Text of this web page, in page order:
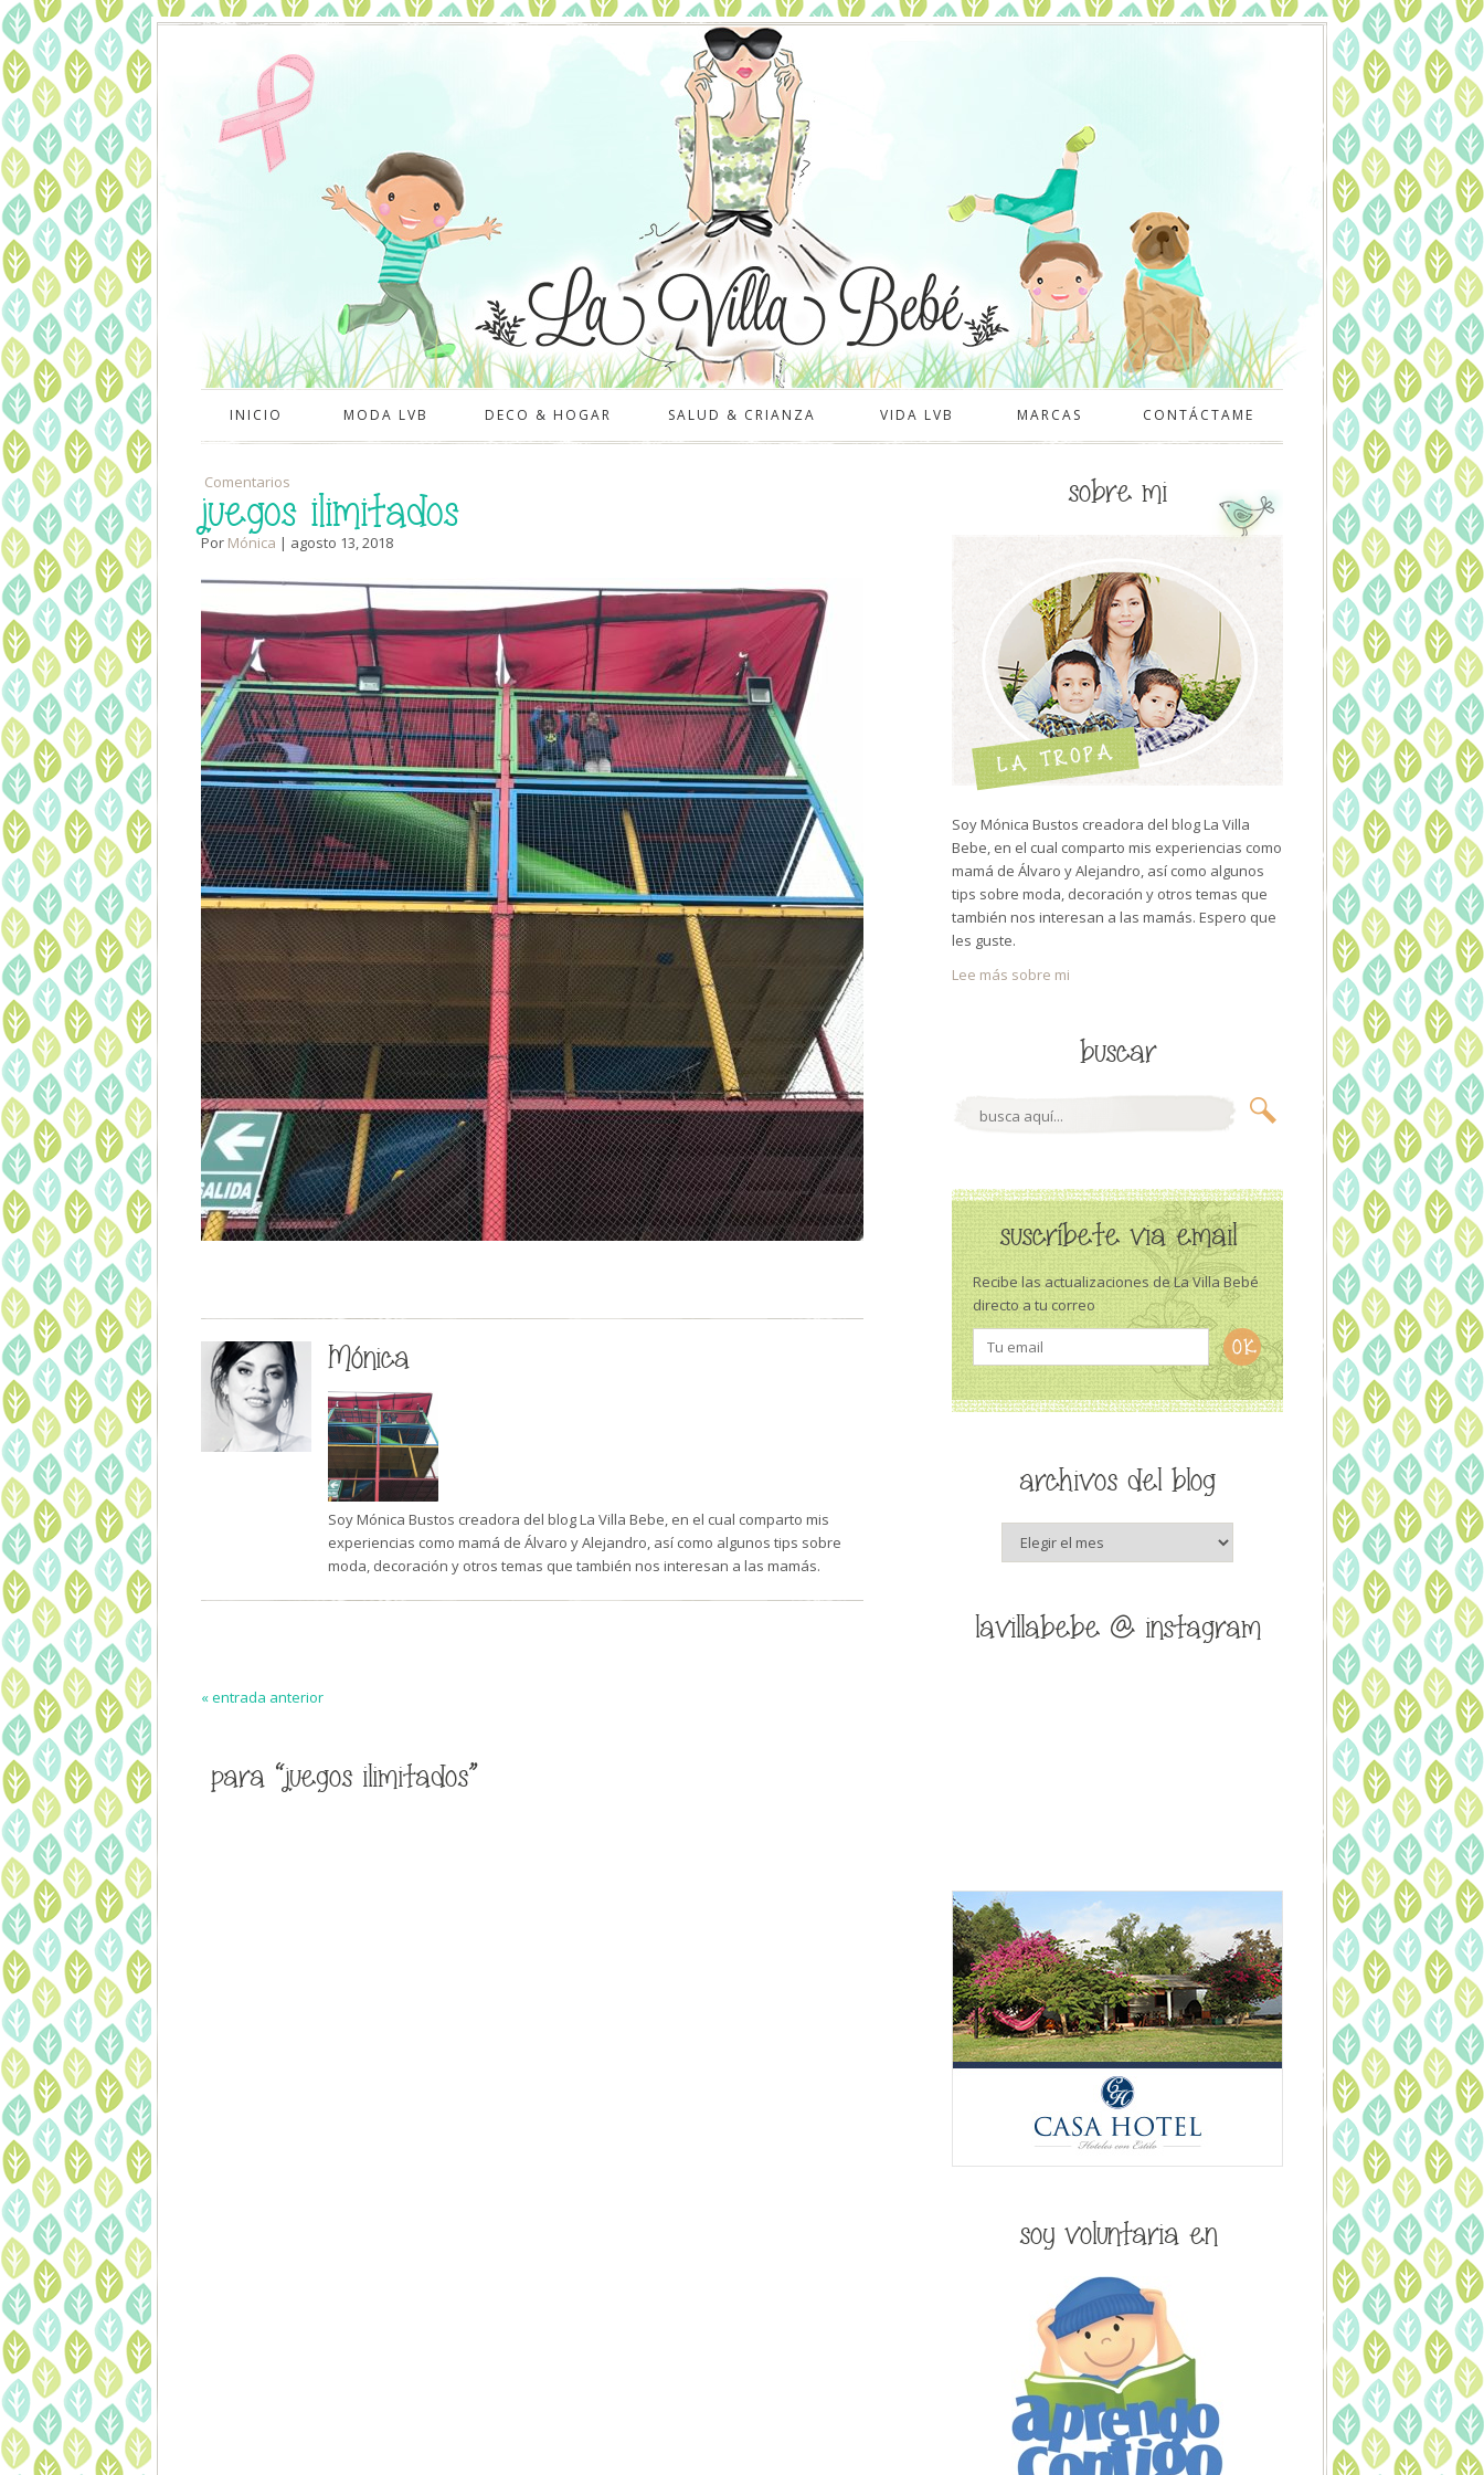
INICIO MODA LVB DECO & HOGAR SALUD & CRIANZA VIDA LVB MARCAS CONTÁCTAME
Comentarios
juegos ilimitados
Por Mónica | agosto 13, 2018
Mónica
Soy Mónica Bustos creadora del blog La Villa Bebe, en el cual comparto mis
experiencias como mamá de Álvaro y Alejandro, así como algunos tips sobre
moda, decoración y otros temas que también nos interesan a las mamás.
« entrada anterior
para “juegos ilimitados”
sobre mi
Soy Mónica Bustos creadora del blog La Villa
Bebe, en el cual comparto mis experiencias como
mamá de Álvaro y Alejandro, así como algunos
tips sobre moda, decoración y otros temas que
también nos interesan a las mamás. Espero que
les guste.
Lee más sobre mi
buscar
suscríbete via email
Recibe las actualizaciones de La Villa Bebé
directo a tu correo
archivos del blog
archivos
lavillabebe @ instagram
soy voluntaria en